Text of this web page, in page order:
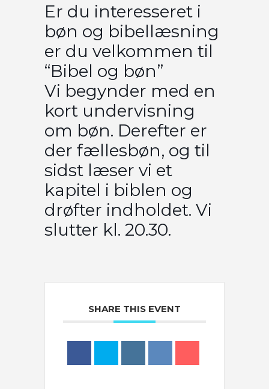
Er du interesseret i
bøn og bibellæsning
er du velkommen til
“Bibel og bøn”
Vi begynder med en
kort undervisning
om bøn. Derefter er
der fællesbøn, og til
sidst læser vi et
kapitel i biblen og
drøfter indholdet. Vi
slutter kl. 20.30.
SHARE THIS EVENT